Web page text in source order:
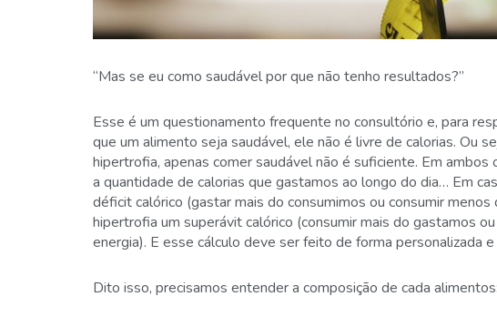
“Mas se eu como saudável por que não tenho resultados?”
Esse é um questionamento frequente no consultório e, para
que um alimento seja saudável, ele não é livre de calorias. Ou
hipertrofia, apenas comer saudável não é suficiente. Em
a quantidade de calorias que gastamos ao longo do dia… Em
déficit calórico (gastar mais do consumimos ou consumir
hipertrofia um superávit calórico (consumir mais do gastamos
energia). E esse cálculo deve ser feito de forma personalizada
Dito isso, precisamos entender a composição de cada alimentos: